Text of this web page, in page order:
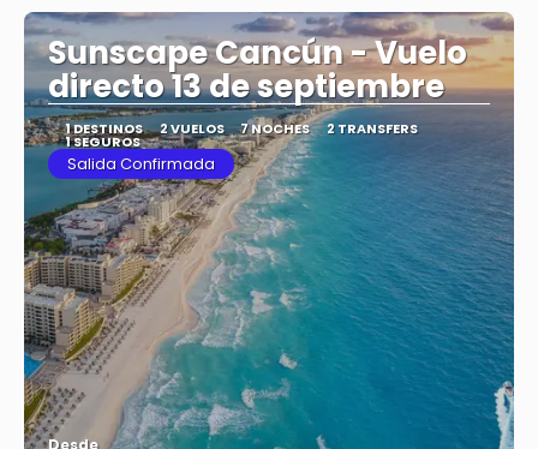
Sunscape Cancún - Vuelo
directo 13 de septiembre
1 DESTINOS 2 VUELOS 7 NOCHES 2 TRANSFERS
1 SEGUROS
Salida Confirmada